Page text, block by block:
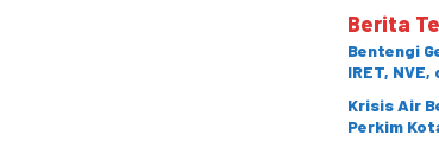
Berita
Bentengi
IRET,
Krisis Air
Perkim